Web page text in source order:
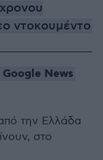
ντοκουμέντο
News
την Ελλάδα
στο